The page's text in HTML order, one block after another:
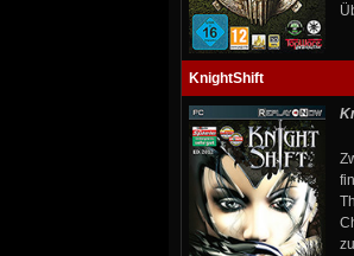
KnightShift